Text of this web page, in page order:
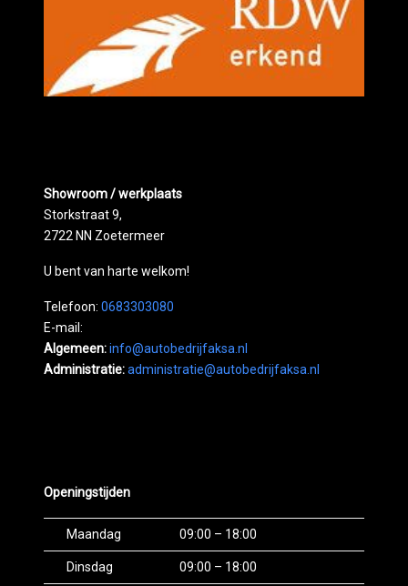
Showroom / werkplaats
Storkstraat 9,
2722 NN Zoetermeer
U bent van harte welkom!
Telefoon: 0683303080
E-mail:
Algemeen:info@autobedrijfaksa.nl
Administratie:administratie@autobedrijfaksa.nl
Openingstijden
Maandag 09:00 – 18:00
Dinsdag 09:00 – 18:00